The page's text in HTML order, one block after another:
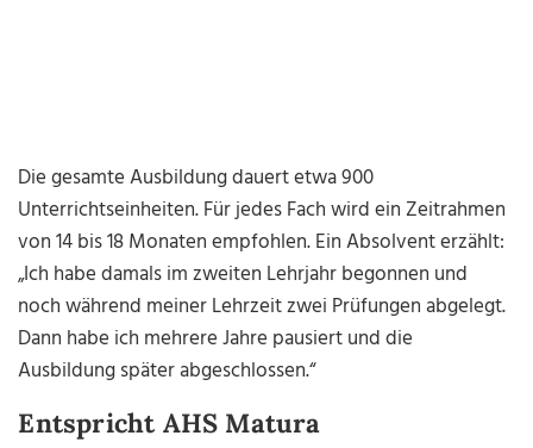
Die gesamte Ausbildung dauert etwa 900
Unterrichtseinheiten. Für jedes Fach wird ein Zeitrahmen
von 14 bis 18 Monaten empfohlen. Ein Absolvent erzählt:
„Ich habe damals im zweiten Lehrjahr begonnen und
noch während meiner Lehrzeit zwei Prüfungen abgelegt.
Dann habe ich mehrere Jahre pausiert und die
Ausbildung später abgeschlossen.“
Entspricht AHS Matura